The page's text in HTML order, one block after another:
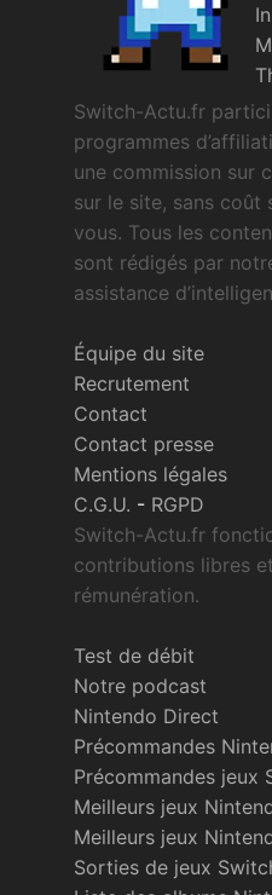
Switch-Actu.fr
programmes
une commission sur
sur le site, sans coût
vous. Tous les
sont rédigés par
assistance
Équipe du site
Recrutement
Contact
Contact presse
Mentions légales
C.G.U. - RGPD
Switch-Actu.fr
contributions libres
rémunération.
Test de débit
Notre podcast
Nintendo Direct
Précommandes
Précommandes jeux
Meilleurs jeux
Meilleurs jeux
Sorties de jeux